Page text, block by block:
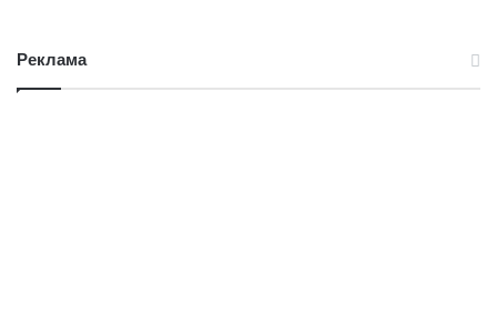
Реклама